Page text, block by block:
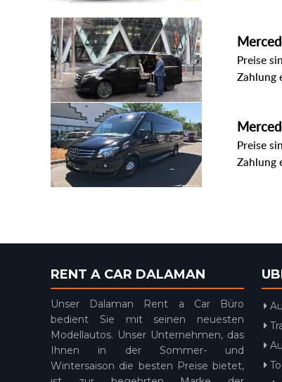
Preise
Zahlung
Preise
Zahlung
RENT A CAR DALAMAN
Unser Dalaman Rent a Car Büro
bedient Sie mit seinen neuesten
Modellautos. Unser Unternehmen, das
Ihnen in der Sommer- und
Wintersaison die besten Preise bietet,